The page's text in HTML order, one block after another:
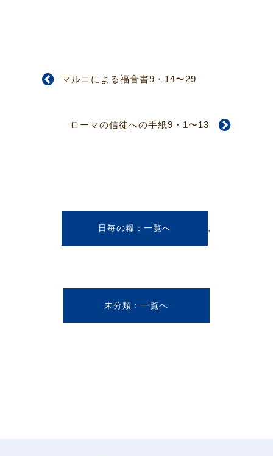
マルコによる福音書9・14〜29
ローマの信徒への手紙9・1〜13
日毎の糧 ,
未分類